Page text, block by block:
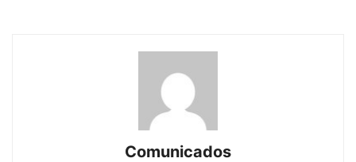
Comunicados